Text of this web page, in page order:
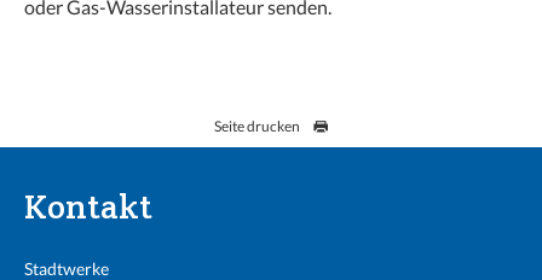
oder Gas-Wasserinstallateur senden.
Seite drucken
Kontakt
Stadtwerke